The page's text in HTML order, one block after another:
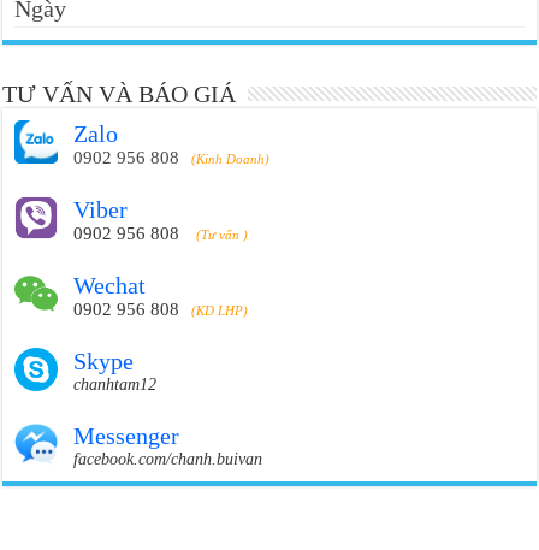
Ngày
TƯ VẤN VÀ BÁO GIÁ
Zalo
0902 956 808 (Kinh Doanh)
Viber
0902 956 808 (Tư vấn )
Wechat
0902 956 808 (KD LHP)
Skype
chanhtam12
Messenger
facebook.com/chanh.buivan